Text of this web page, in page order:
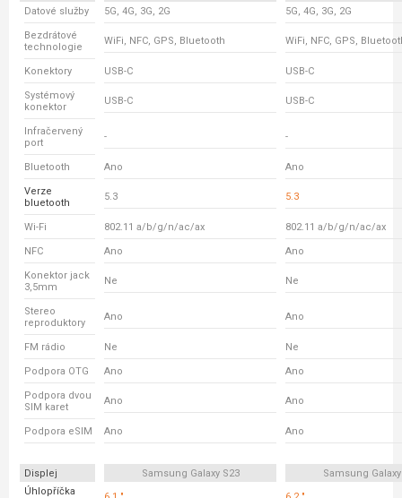
Datové služby
5G, 4G, 3G, 2G 5G, 4G, 3G, 2G
Bezdrátové
technologie
WiFi, NFC, GPS, Bluetooth WiFi, NFC, GPS,
Konektory USB-C USB-C
Systémový
konektor
USB-C USB-C
Infračervený
port
- -
Bluetooth Ano Ano
Verze
bluetooth
5.3 5.3
Wi-Fi 802.11 a/b/g/n/ac/ax 802.11 a/b/g/n/ac/ax
NFC Ano Ano
Konektor jack
3,5mm
Ne Ne
Stereo
reproduktory
Ano Ano
FM rádio Ne Ne
Podpora OTG Ano Ano
Podpora dvou
SIM karet
Ano Ano
Podpora eSIM Ano Ano
Displej Samsung Galaxy S23
Samsung Galaxy
Úhlopříčka